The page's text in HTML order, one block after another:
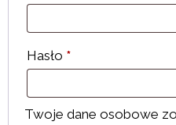
Hasło *
Twoje dane osobowe